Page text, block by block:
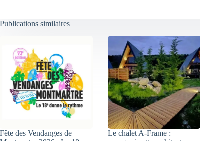
Publications similaires
Fête des Vendanges de
Le chalet A-Frame :